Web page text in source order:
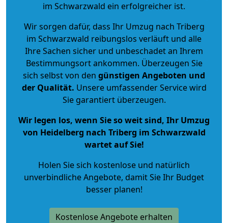
im Schwarzwald ein erfolgreicher ist.
Wir sorgen dafür, dass Ihr Umzug nach Triberg
im Schwarzwald reibungslos verläuft und alle
Ihre Sachen sicher und unbeschadet an Ihrem
Bestimmungsort ankommen. Überzeugen Sie
sich selbst von den günstigen Angeboten und
der Qualität. Unsere umfassender Service wird
Sie garantiert überzeugen.
Wir legen los, wenn Sie so weit sind, Ihr Umzug
von Heidelberg nach Triberg im Schwarzwald
wartet auf Sie!
Holen Sie sich kostenlose und natürlich
unverbindliche Angebote, damit Sie Ihr Budget
besser planen!
Kostenlose Angebote erhalten